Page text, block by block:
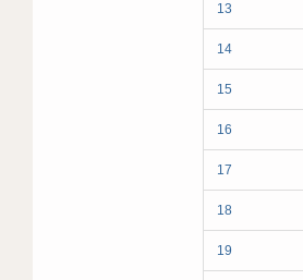
13
14
15
16
17
18
19